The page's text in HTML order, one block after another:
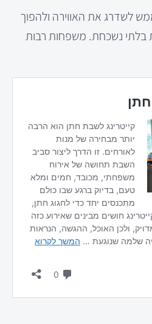
לשדרג את האווירה ולהפוך
בלתי נשכחת. משפחות רבות